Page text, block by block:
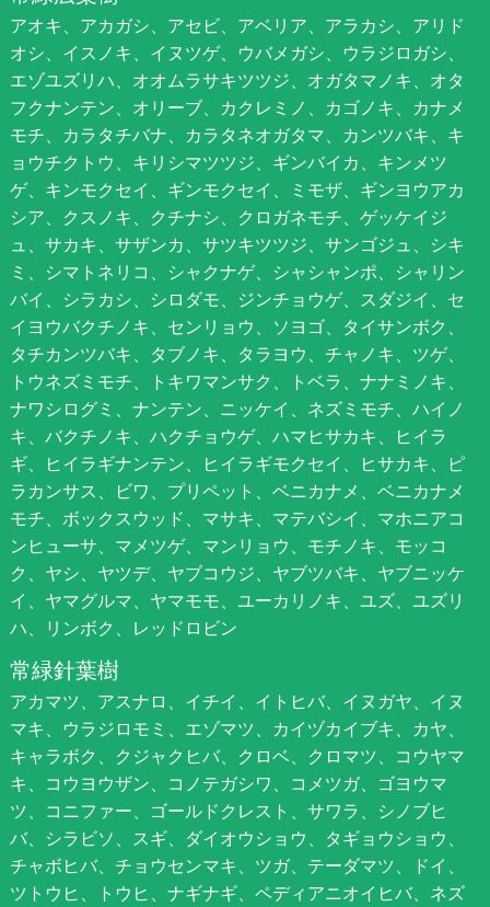
アオキ、アカガシ、アセビ、アベリア、アラカシ、アリド
オシ、イスノキ、イヌツゲ、ウバメガシ、ウラジロガシ、
エゾユズリハ、オオムラサキツツジ、オガタマノキ、オタ
フクナンテン、オリーブ、カクレミノ、カゴノキ、カナメ
モチ、カラタチバナ、カラタネオガタマ、カンツバキ、キ
ョウチクトウ、キリシマツツジ、ギンバイカ、キンメツ
ゲ、キンモクセイ、ギンモクセイ、ミモザ、ギンヨウアカ
シア、クスノキ、クチナシ、クロガネモチ、ゲッケイジ
ュ、サカキ、サザンカ、サツキツツジ、サンゴジュ、シキ
ミ、シマトネリコ、シャクナゲ、シャシャンポ、シャリン
バイ、シラカシ、シロダモ、ジンチョウゲ、スダジイ、セ
イヨウバクチノキ、センリョウ、ソヨゴ、タイサンボク、
タチカンツバキ、タブノキ、タラヨウ、チャノキ、ツゲ、
トウネズミモチ、トキワマンサク、トベラ、ナナミノキ、
ナワシログミ、ナンテン、ニッケイ、ネズミモチ、ハイノ
キ、バクチノキ、ハクチョウゲ、ハマヒサカキ、ヒイラ
ギ、ヒイラギナンテン、ヒイラギモクセイ、ヒサカキ、ピ
ラカンサス、ビワ、プリペット、ベニカナメ、ベニカナメ
モチ、ボックスウッド、マサキ、マテバシイ、マホニアコ
ンヒューサ、マメツゲ、マンリョウ、モチノキ、モッコ
ク、ヤシ、ヤツデ、ヤブコウジ、ヤブツバキ、ヤブニッケ
イ、ヤマグルマ、ヤマモモ、ユーカリノキ、ユズ、ユズリ
ハ、リンボク、レッドロビン
常緑針葉樹
アカマツ、アスナロ、イチイ、イトヒバ、イヌガヤ、イヌ
マキ、ウラジロモミ、エゾマツ、カイヅカイブキ、カヤ、
キャラボク、クジャクヒバ、クロベ、クロマツ、コウヤマ
キ、コウヨウザン、コノテガシワ、コメツガ、ゴヨウマ
ツ、コニファー、ゴールドクレスト、サワラ、シノブヒ
バ、シラビソ、スギ、ダイオウショウ、タギョウショウ、
チャボヒバ、チョウセンマキ、ツガ、テーダマツ、ドイ、
ツトウヒ、トウヒ、ナギナギ、ペディアニオイヒバ、ネズ